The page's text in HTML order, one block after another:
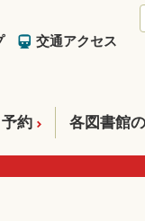
交通アクセス
約 各図書館